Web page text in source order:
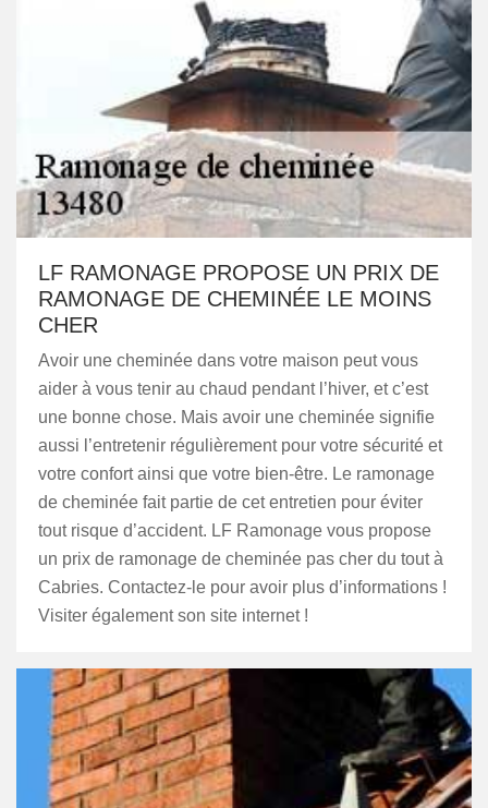
LF RAMONAGE PROPOSE UN PRIX DE
RAMONAGE DE CHEMINÉE LE MOINS
CHER
Avoir une cheminée dans votre maison peut vous
aider à vous tenir au chaud pendant l’hiver, et c’est
une bonne chose. Mais avoir une cheminée signifie
aussi l’entretenir régulièrement pour votre sécurité et
votre confort ainsi que votre bien-être. Le ramonage
de cheminée fait partie de cet entretien pour éviter
tout risque d’accident. LF Ramonage vous propose
un prix de ramonage de cheminée pas cher du tout à
Cabries. Contactez-le pour avoir plus d’informations !
Visiter également son site internet !